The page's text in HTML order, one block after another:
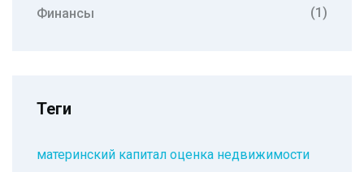
Финансы (1)
Теги
материнский капитал оценка недвижимости